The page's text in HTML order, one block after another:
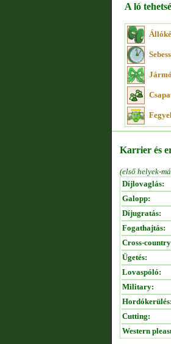
A ló
Karrier és
(első helyek-
Díjlovaglás:
Galopp:
Díjugratás:
Fogathajtás:
Cross-
Ügetés:
Lovaspóló:
Military:
Hordókerülés:
Cutting:
Western